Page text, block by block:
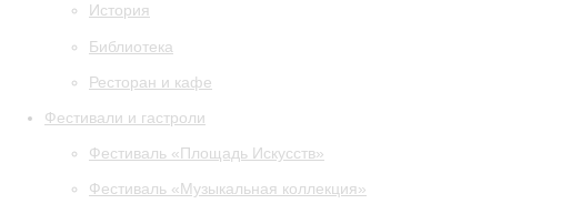
История
Библиотека
Ресторан и кафе
Фестивали и гастроли
Фестиваль «Площадь Искусств»
Фестиваль «Музыкальная коллекция»